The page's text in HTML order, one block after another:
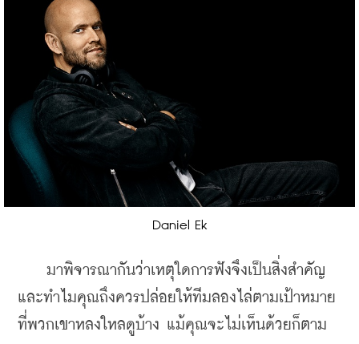
Daniel Ek
มาพิจารณากันว่าเหตุใดการฟังจึงเป็นสิ่งสำคัญ
และทำไมคุณถึงควรปล่อยให้ทีมลองไล่ตามเป้าหมาย
ที่พวกเขาหลงใหลดูบ้าง แม้คุณจะไม่เห็นด้วยก็ตาม